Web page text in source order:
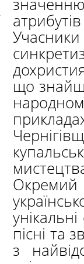
що
пісні та
з